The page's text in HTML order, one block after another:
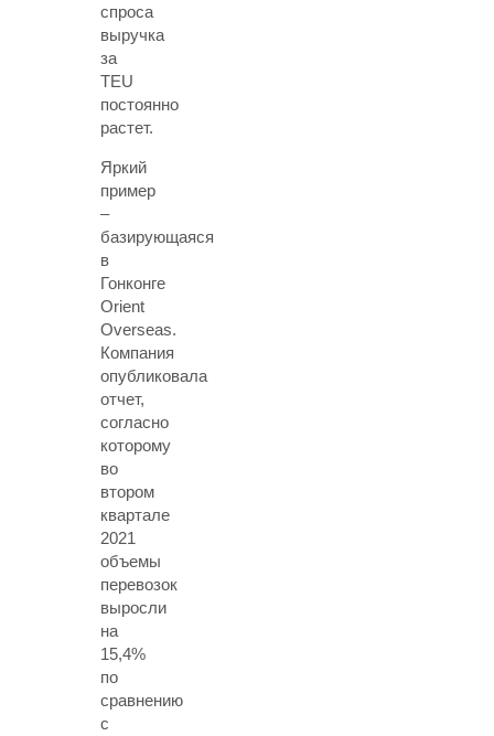
спроса
выручка
за
TEU
постоянно
растет.
Яркий
пример
–
базирующаяся
в
Гонконге
Orient
Overseas.
Компания
опубликовала
отчет,
согласно
которому
во
втором
квартале
2021
объемы
перевозок
выросли
на
15,4%
по
сравнению
с